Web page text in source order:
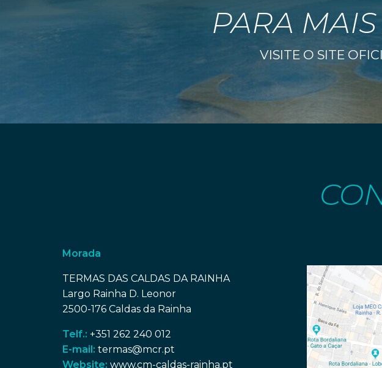
PARA
VISITE O SITE
Morada
TERMAS DAS CALDAS DA RAINHA
Largo Rainha D. Leonor
2500-176 Caldas da Rainha
Telf.: +351 262 240 012
E-mail: termas@mcr.pt
Website: www.cm-caldas-rainha.pt